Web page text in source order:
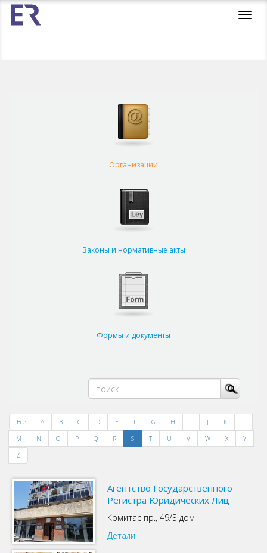
Организации
Законы и нормативные акты
Формы и документы
Все A B C D E F G H I J K
L
M
N O P Q R S T U V W X
Y
Z
Агентствo Государственного
Регистра Юридических Лиц
Комитас пр., 49/3 дом
Детали